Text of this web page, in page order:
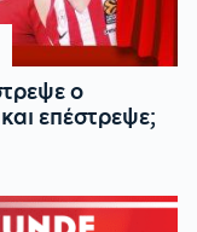
ο
επέστρεψε;